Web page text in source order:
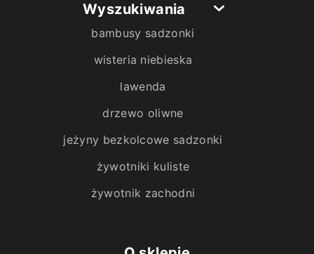
Wyszukiwania
bambusy sadzonki
wisteria niebieska
lawenda
drzewo oliwne
jeżyny bezkolcowe sadzonki
żywotniki kuliste
żywotnik zachodni